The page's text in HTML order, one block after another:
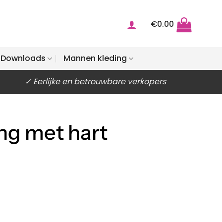
€0.00
Downloads Mannen kleding
✓ Eerlijke en betrouwbare verkopers
met hart